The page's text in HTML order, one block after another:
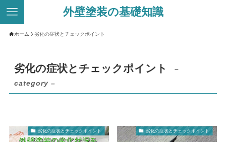
外壁塗装の基礎知識
ホーム 劣化の症状とチェックポイント
劣化の症状とチェックポイント
–
category –
劣化の症状とチェックポイント 劣化の症状とチェックポイント